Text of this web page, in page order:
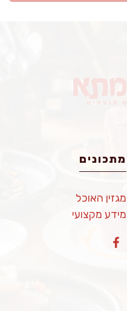
מתכונים
מגזין האוכל
מידע מקצועי